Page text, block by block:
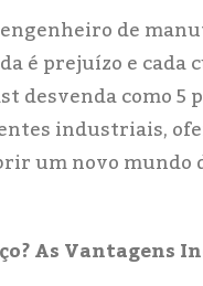
de
é prejuízo e
desvenda como
industriais,
um novo
As Vantagens